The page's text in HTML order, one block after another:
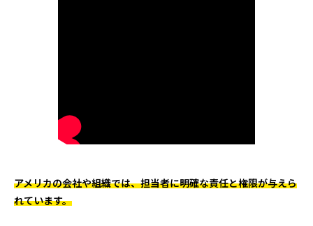
アメリカの会社や組織では、担当者に明確な責任と権限が与えら
れています。